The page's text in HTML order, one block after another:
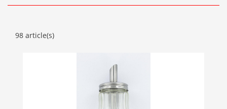
98 article(s)